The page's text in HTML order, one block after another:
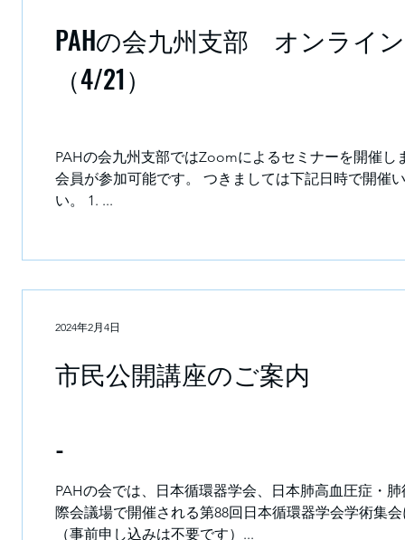
PAHの会九州支部 オンライ
（4/21
PAHの会九州支部ではZoomによるセミナーを開催
会員が参加可能です。 つきましては下記日時で開催いたしますので、お誘い合いあわせのうえ、お気軽にご参加くださ
い。 1. ...
市民公開講座のご案
- 肺
と共に
3月
PAHの会では、日本循環器学会、日本肺高血圧症・
際会議場で開催される第88回日本循環器学会学術集
（事前申し込みは不要です）...
2024年2月4日